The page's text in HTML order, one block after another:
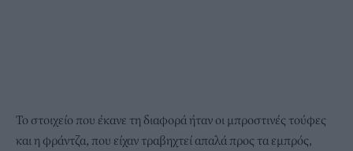
Το στοιχείο που έκανε τη διαφορά ήταν οι μπροστινές τούφες
και η φράντζα, που είχαν τραβηχτεί απαλά προς τα εμπρός,